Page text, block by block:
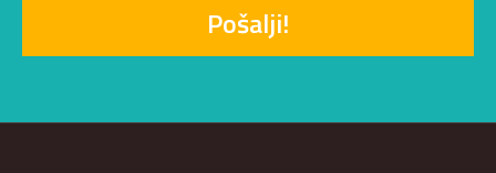
Pošalji!